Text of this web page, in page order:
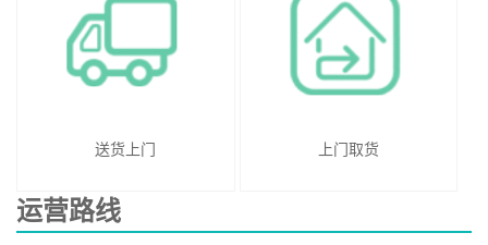
送货上门 上门取货
运营路线